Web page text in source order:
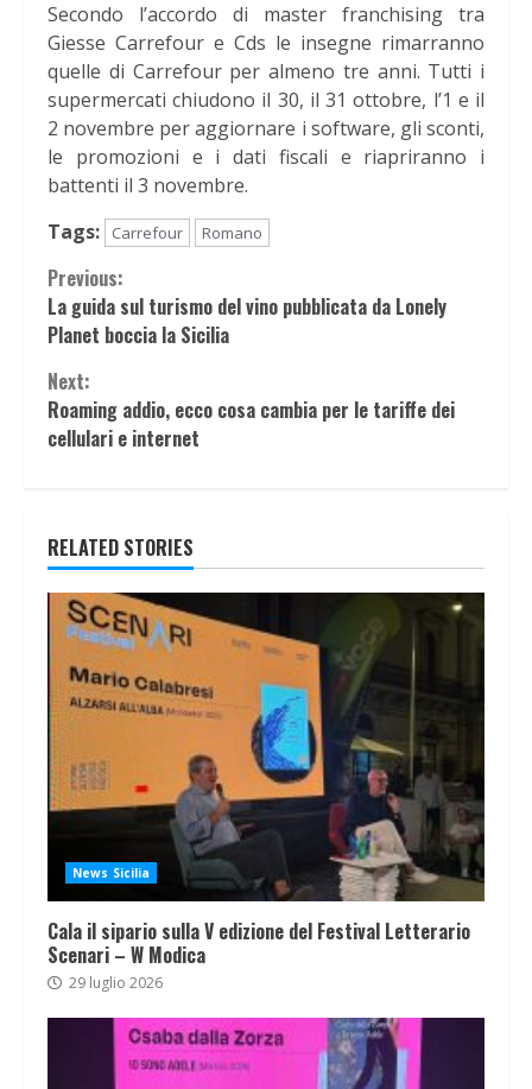
Secondo l’accordo di master franchising tra
Giesse Carrefour e Cds le insegne rimarranno
quelle di Carrefour per almeno tre anni. Tutti i
supermercati chiudono il 30, il 31 ottobre, l’1 e il
2 novembre per aggiornare i software, gli sconti,
le promozioni e i dati fiscali e riapriranno i
battenti il 3 novembre.
Tags:
Carrefour Romano
Continue
Reading
Previous:
La guida sul turismo del vino pubblicata da Lonely
Planet boccia la Sicilia
Next:
Roaming addio, ecco cosa cambia per le tariffe dei
cellulari e internet
RELATED STORIES
News Sicilia
Cala il sipario sulla V edizione del Festival Letterario
Scenari – W Modica
29 luglio 2026